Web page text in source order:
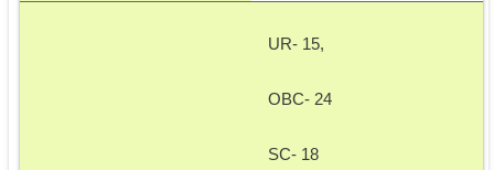
UR- 15,
OBC- 24
SC- 18